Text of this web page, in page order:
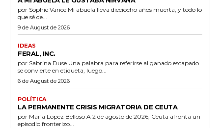
por Sophie Vance Mi abuela lleva dieciocho años muerta, y todo lo
que sé de...
9 de August de 2026
IDEAS
FERAL, INC.
por Sabrina Duse Una palabra para referirse al ganado escapado
se convierte en etiqueta, luego...
6 de August de 2026
POLÍTICA
LA PERMANENTE CRISIS MIGRATORIA DE CEUTA
por María Lopez Belloso A 2 de agosto de 2026, Ceuta afronta un
episodio fronterizo...